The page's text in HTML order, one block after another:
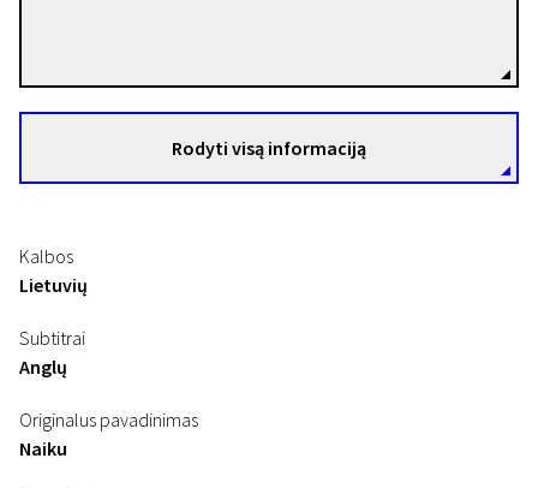
Rodyti visą informaciją
Kalbos
Lietuvių
Subtitrai
Anglų
Originalus pavadinimas
Naiku